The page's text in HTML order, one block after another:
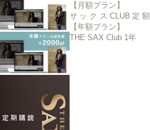
【月額プラン】
サックスCLUB定額
【年額プラン】
THE SAX Club 1年